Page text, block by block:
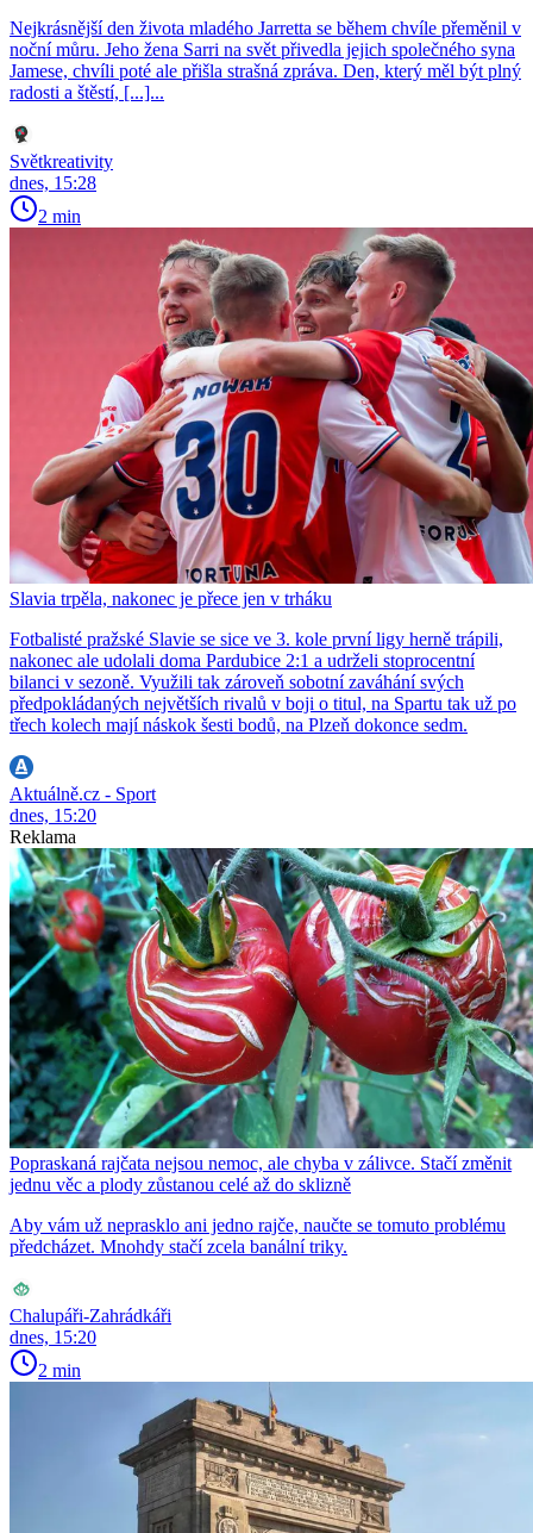
Nejkrásnější den života mladého Jarretta se během chvíle přeměnil v
noční můru. Jeho žena Sarri na svět přivedla jejich společného syna
Jamese, chvíli poté ale přišla strašná zpráva. Den, který měl být plný
radosti a štěstí, [...]...
Světkreativity
dnes, 15:28
2 min
Slavia trpěla, nakonec je přece jen v trháku
Fotbalisté pražské Slavie se sice ve 3. kole první ligy herně trápili,
nakonec ale udolali doma Pardubice 2:1 a udrželi stoprocentní
bilanci v sezoně. Využili tak zároveň sobotní zaváhání svých
předpokládaných největších rivalů v boji o titul, na Spartu tak už po
třech kolech mají náskok šesti bodů, na Plzeň dokonce sedm.
Aktuálně.cz - Sport
dnes, 15:20
Reklama
Popraskaná rajčata nejsou nemoc, ale chyba v zálivce. Stačí změnit
jednu věc a plody zůstanou celé až do sklizně
Aby vám už neprasklo ani jedno rajče, naučte se tomuto problému
předcházet. Mnohdy stačí zcela banální triky.
Chalupáři-Zahrádkáři
dnes, 15:20
2 min